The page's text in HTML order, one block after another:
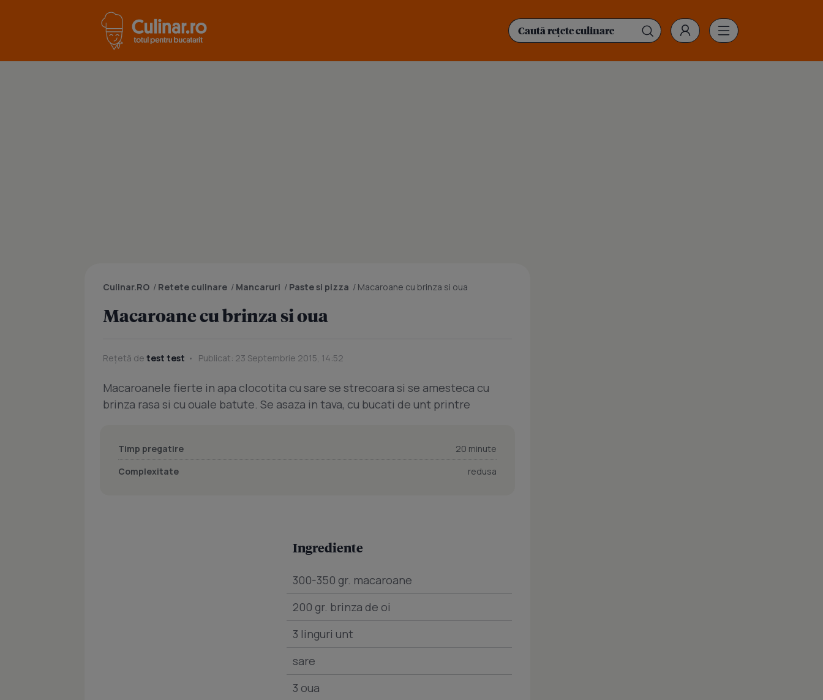
Culinar.RO / Retete culinare / Mancaruri / Paste si pizza / Macaroane cu brinza si oua
Macaroane cu brinza si oua
Rețetă de test test Publicat: 23 Septembrie 2015, 14:52
Macaroanele fierte in apa clocotita cu sare se strecoara si se amesteca cu
brinza rasa si cu ouale batute. Se asaza in tava, cu bucati de unt printre
Timp pregatire
20 minute
Complexitate
redusa
Ingrediente
300-350 gr. macaroane
200 gr. brinza de oi
3 linguri unt
sare
3 oua